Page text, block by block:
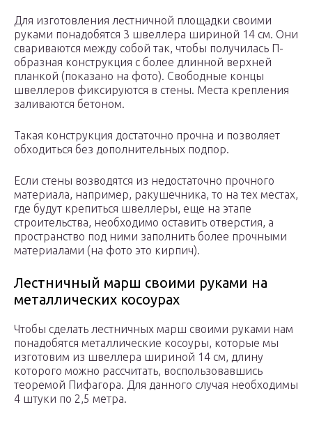
Для изготовления лестничной площадки своими
руками понадобятся 3 швеллера шириной 14 см. Они
свариваются между собой так, чтобы получилась П-
образная конструкция с более длинной верхней
планкой (показано на фото). Свободные концы
швеллеров фиксируются в стены. Места крепления
заливаются бетоном.
Такая конструкция достаточно прочна и позволяет
обходиться без дополнительных подпор.
Если стены возводятся из недостаточно прочного
материала, например, ракушечника, то на тех местах,
где будут крепиться швеллеры, еще на этапе
строительства, необходимо оставить отверстия, а
пространство под ними заполнить более прочными
материалами (на фото это кирпич).
Лестничный марш своими руками на
металлических косоурах
Чтобы сделать лестничных марш своими руками нам
понадобятся металлические косоуры, которые мы
изготовим из швеллера шириной 14 см, длину
которого можно рассчитать, воспользовавшись
теоремой Пифагора. Для данного случая необходимы
4 штуки по 2,5 метра.